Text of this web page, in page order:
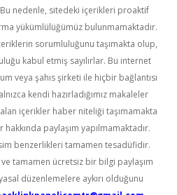
nedenle, sitedeki içerikleri proaktif
yükümlülüğümüz bulunmamaktadır.
sorumluluğunu taşımakta olup,
kabul etmiş sayılırlar. Bu internet
veya şahıs şirketi ile hiçbir bağlantısı
kendi hazırladığımız makaleler
içerikler haber niteliği taşımamakta
paylaşım yapılmamaktadır.
benzerlikleri tamamen tesadüfidir.
tamamen ücretsiz bir bilgi paylaşım
düzenlemelere aykırı olduğunu